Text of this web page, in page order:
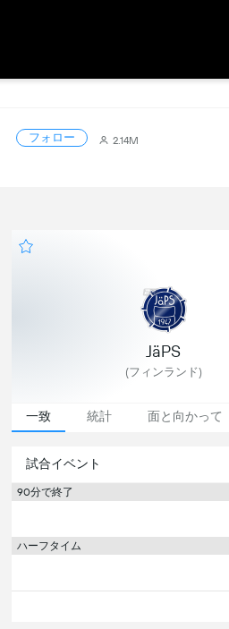
フォロー 2.14M
JäPS
(フィンランド)
一致 統計 面と向かって
試合イベント
90分で終了
ハーフタイム